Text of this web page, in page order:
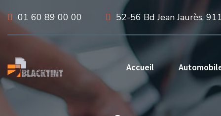
01 60 89 00 00 52-56 Bd Jean Jaurès,
Accueil